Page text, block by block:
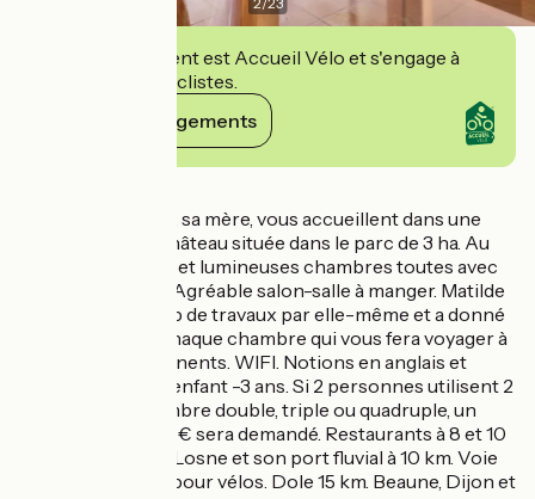
Cet établissement est Accueil Vélo et s'engage à
accueillir des cyclistes.
Voir ses engagements
Matilde et Colette, sa mère, vous accueillent dans une
dépendance du château située dans le parc de 3 ha. Au
1er étage, 4 vastes et lumineuses chambres toutes avec
salle d'eau et WC. Agréable salon-salle à manger. Matilde
a réalisé beaucoup de travaux par elle-même et a donné
une ambiance à chaque chambre qui vous fera voyager à
travers les 4 continents. WIFI. Notions en anglais et
allemand. Gratuit enfant -3 ans. Si 2 personnes utilisent 2
lits dans une chambre double, triple ou quadruple, un
supplément de 10 € sera demandé. Restaurants à 8 et 10
km. Saint-Jean de Losne et son port fluvial à 10 km. Voie
bleue à 3 km, abri pour vélos. Dole 15 km. Beaune, Dijon et